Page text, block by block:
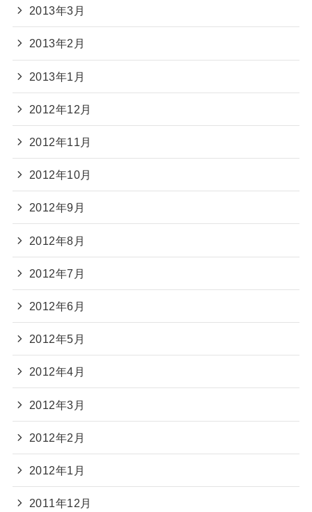
2013年3月
2013年2月
2013年1月
2012年12月
2012年11月
2012年10月
2012年9月
2012年8月
2012年7月
2012年6月
2012年5月
2012年4月
2012年3月
2012年2月
2012年1月
2011年12月